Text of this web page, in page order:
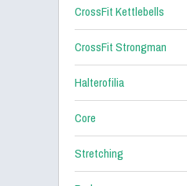
CrossFit Kettlebells
CrossFit Strongman
Halterofilia
Core
Stretching